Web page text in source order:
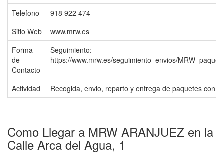
Telefono
918 922 474
Sitio Web
www.mrw.es
Forma
de
Contacto
Seguimiento:
https://www.mrw.es/seguimiento_envios/
Actividad Recogida, envio, reparto y entrega de paquetes con
Como Llegar a MRW ARANJUEZ en la
Calle Arca del Agua, 1